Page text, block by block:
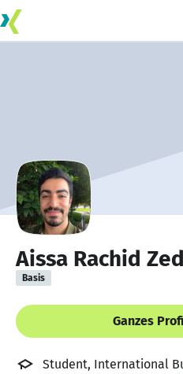
Aissa Rachid
Basis
Ganzes
Student, International